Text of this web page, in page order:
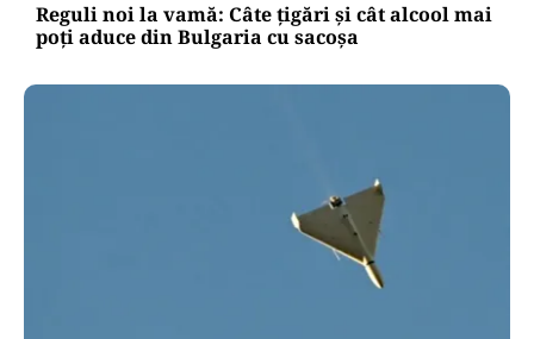
Reguli noi la vamă: Câte țigări și cât alcool mai
poți aduce din Bulgaria cu sacoșa